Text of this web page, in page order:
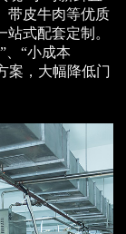
带皮牛肉等优质
式配套定制。
、“小成本
案，大幅降低门